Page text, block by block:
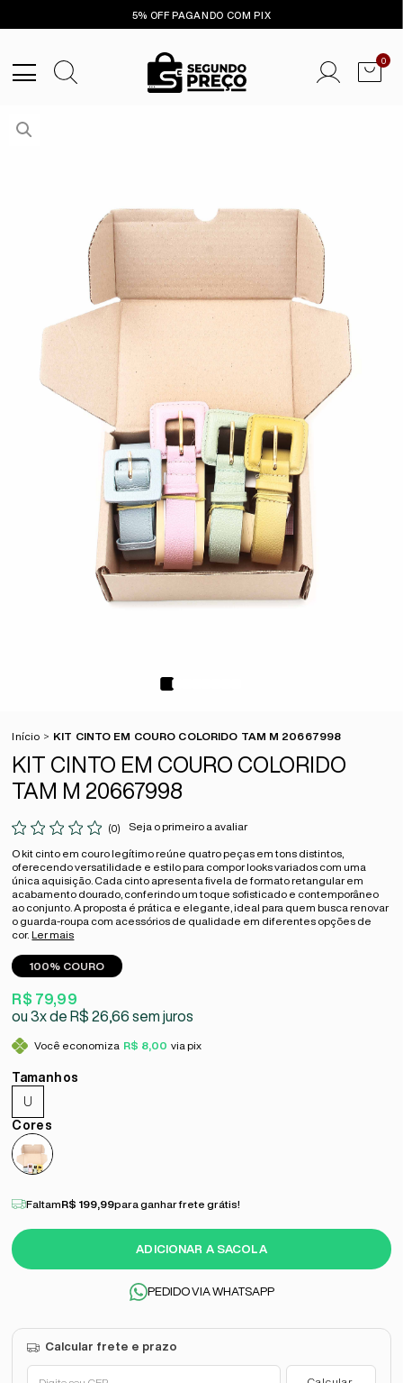
5% OFF PAGANDO COM PIX
0
Início KIT CINTO EM COURO COLORIDO TAM M 20667998
KIT CINTO EM COURO COLORIDO
TAM M 20667998
(0) Seja o primeiro a avaliar
O kit cinto em couro legítimo reúne quatro peças em tons distintos,
oferecendo versatilidade e estilo para compor looks variados com uma
única aquisição. Cada cinto apresenta fivela de formato retangular em
acabamento dourado, conferindo um toque sofisticado e contemporâneo
ao conjunto. A proposta é prática e elegante, ideal para quem busca renovar
o guarda-roupa com acessórios de qualidade em diferentes opções de
cor. Ler mais
100% COURO
R$ 79,99
3x
R$ 26,66sem juros
Você economiza R$ 8,00 via pix
U
ADICIONAR A SACOLA
FaltamR$ 199,99para ganhar frete grátis!
PEDIDO VIA WHATSAPP